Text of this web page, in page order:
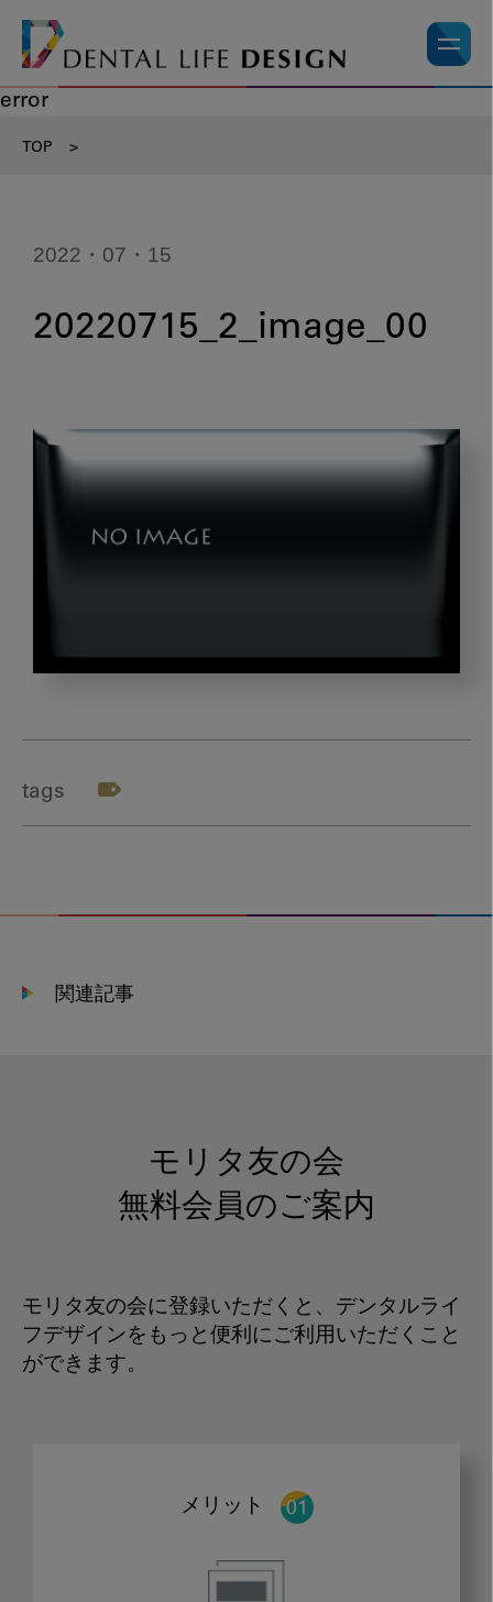
error
TOP >
2022・07・15
20220715_2_image_00
tags
関連記事
モリタ友の会
無料会員のご案内
モリタ友の会に登録いただくと、デンタルライ
フデザインをもっと便利にご利用いただくこと
ができます。
メリット